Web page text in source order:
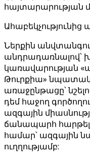
հայտարարության
Ներքին
անդրադառնալով՝
կառավարության
Թուրքիա»
առաջընթացը՝
դեմ հաջող
ազգային
ճանապարհ հարթել
համար՝ ազգային
ուղղությամբ: